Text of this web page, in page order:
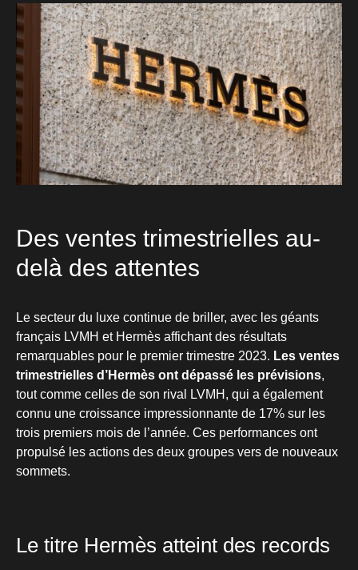
Des ventes trimestrielles au-
delà des attentes
Le secteur du luxe continue de briller, avec les géants
français LVMH et Hermès affichant des résultats
remarquables pour le premier trimestre 2023. Les ventes
trimestrielles d’Hermès ont dépassé les prévisions,
tout comme celles de son rival LVMH, qui a également
connu une croissance impressionnante de 17% sur les
trois premiers mois de l’année. Ces performances ont
propulsé les actions des deux groupes vers de nouveaux
sommets.
Le titre Hermès atteint des records